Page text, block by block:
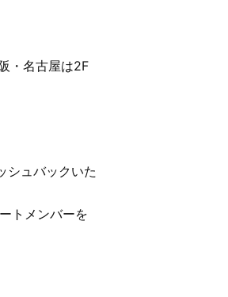
・名古屋は2F
シュバックいた
トメンバーを